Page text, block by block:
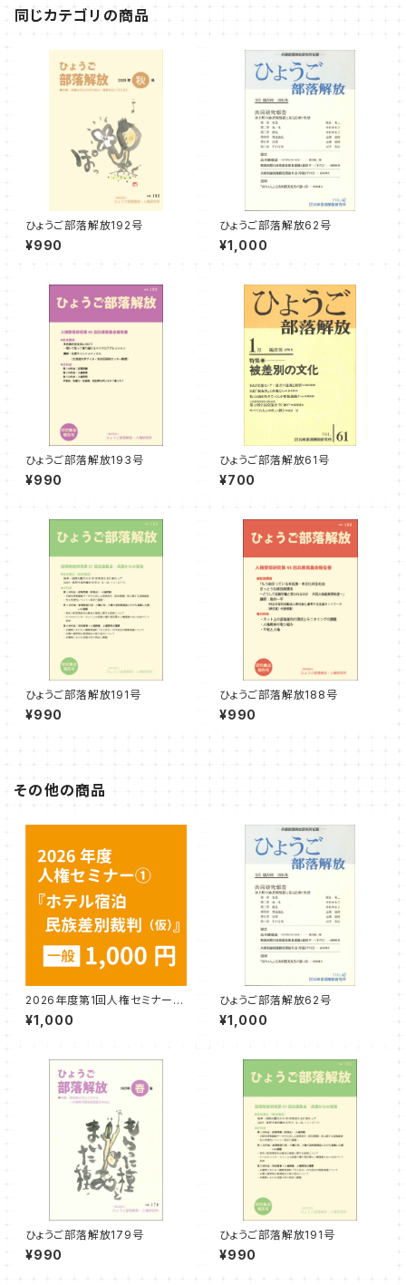
同じカテゴリの商品
ひょうご部落解放192号
¥990
ひょうご部落解放62号
¥1,000
ひょうご部落解放193号
¥990
ひょうご部落解放61号
¥700
ひょうご部落解放191号
¥990
ひょうご部落解放188号
¥990
その他の商品
2026年度第1回人権セミナー参
加券（一般）『ホテル宿泊民族差
別裁判（仮）』講師：文公輝さん
¥1,000
ひょうご部落解放62号
¥1,000
ひょうご部落解放179号
¥990
ひょうご部落解放191号
¥990